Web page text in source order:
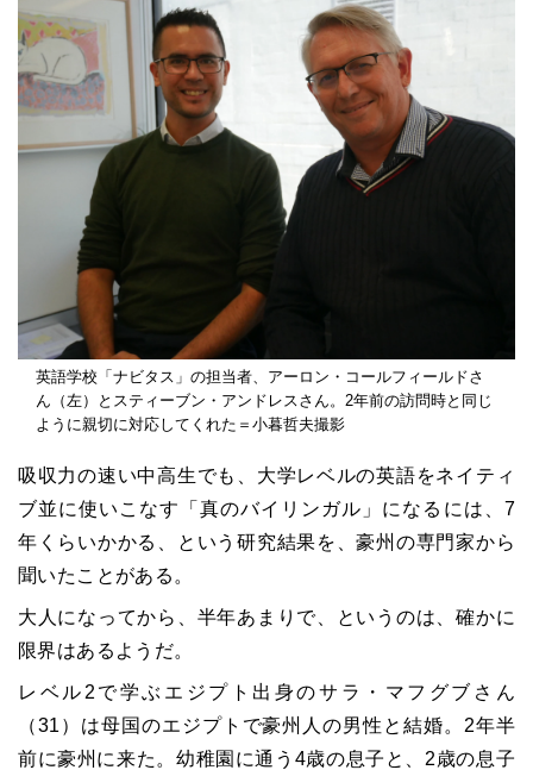
英語学校「ナビタス」の担当者、アーロン・コールフィールドさ
ん（左）とスティーブン・アンドレスさん。2年前の訪問時と同じ
ように親切に対応してくれた＝小暮哲夫撮影
吸収力の速い中高生でも、大学レベルの英語をネイティ
ブ並に使いこなす「真のバイリンガル」になるには、7
年くらいかかる、という研究結果を、豪州の専門家から
聞いたことがある。
大人になってから、半年あまりで、というのは、確かに
限界はあるようだ。
レベル2で学ぶエジプト出身のサラ・マフグブさん
（31）は母国のエジプトで豪州人の男性と結婚。2年半
前に豪州に来た。幼稚園に通う4歳の息子と、2歳の息子